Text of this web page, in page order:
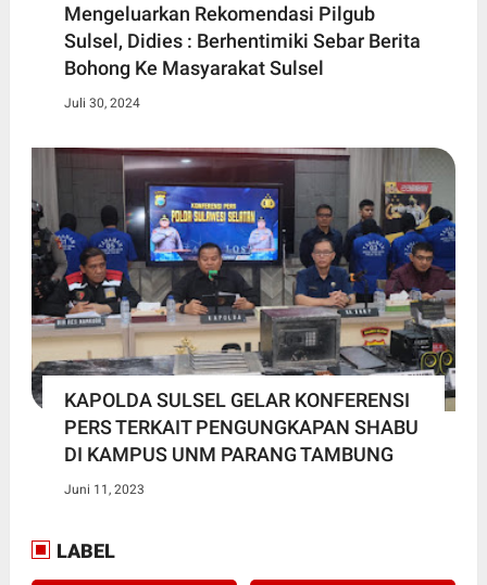
Mengeluarkan Rekomendasi Pilgub
Sulsel, Didies : Berhentimiki Sebar Berita
Bohong Ke Masyarakat Sulsel
Juli 30, 2024
KAPOLDA SULSEL GELAR KONFERENSI
PERS TERKAIT PENGUNGKAPAN SHABU
DI KAMPUS UNM PARANG TAMBUNG
Juni 11, 2023
LABEL